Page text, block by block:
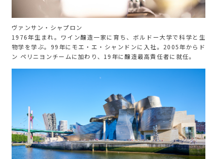
ヴァンサン・シャプロン
1976年生まれ。ワイン醸造一家に育ち、ボルドー大学で科学と生
物学を学ぶ。99年にモエ・エ・シャンドンに入社。2005年からド
ン ペリニヨンチームに加わり、19年に醸造最高責任者に就任。